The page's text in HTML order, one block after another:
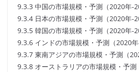
9.3.3 中国の市場規模・予測（2020年-
9.3.4 日本の市場規模・予測（2020年-
9.3.5 韓国の市場規模・予測（2020年-
9.3.6 インドの市場規模・予測（2020年
9.3.7 東南アジアの市場規模・予測（
9.3.8 オーストラリアの市場規模・予測